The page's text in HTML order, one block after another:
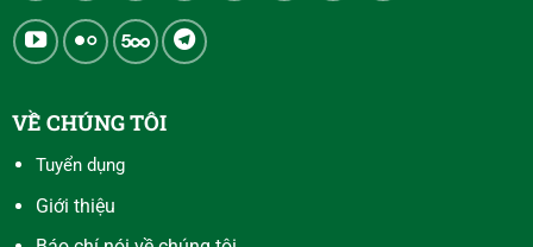
VỀ CHÚNG TÔI
Tuyển dụng
Giới thiệu